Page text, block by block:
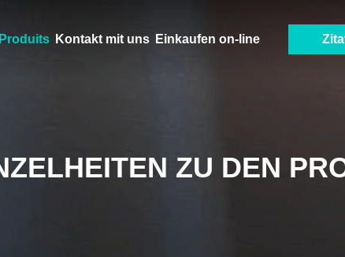
Produits Kontakt mit uns Einkaufen on-line
ZU DEN